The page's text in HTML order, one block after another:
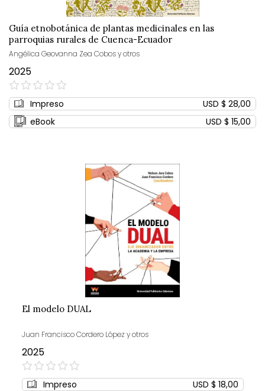
Guía etnobotánica de plantas medicinales en las
parroquias rurales de Cuenca-Ecuador
Angélica Geovanna Zea Cobos y otros
2025
0%
Impreso
USD $ 28,00
eBook
USD $ 15,00
El modelo DUAL
Juan Francisco Cordero López y otros
2025
0%
Impreso USD $ 18,00